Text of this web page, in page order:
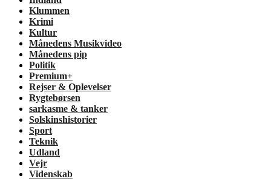
Klummen
Krimi
Kultur
Månedens Musikvideo
Månedens pip
Politik
Premium+
Rejser & Oplevelser
Rygtebørsen
sarkasme & tanker
Solskinshistorier
Sport
Teknik
Udland
Vejr
Videnskab